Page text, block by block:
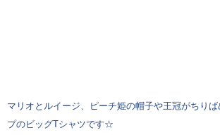
マリオとルイージ、ピーチ姫の帽子や王冠がちり
プのビッグTシャツです☆